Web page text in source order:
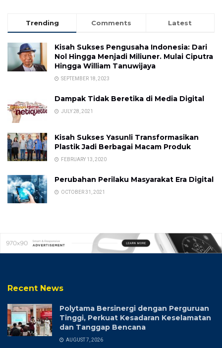
Trending Comments Latest
Kisah Sukses Pengusaha Indonesia: Dari
Nol Hingga Menjadi Miliuner. Mulai Ciputra
Hingga William Tanuwijaya
SEPTEMBER 18, 2023
Dampak Tidak Beretika di Media Digital
JULY 28, 2021
Kisah Sukses Yasunli Transformasikan
Plastik Jadi Berbagai Macam Produk
FEBRUARY 13, 2020
Perubahan Perilaku Masyarakat Era Digital
OCTOBER 31, 2021
Recent News
Polytama Bersinergi dengan Perguruan
Tinggi, Perkuat Kesadaran Keselamatan
dan Tanggap Bencana
AUGUST 7, 2026